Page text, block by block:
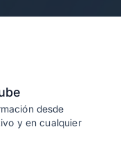
desde
y en cualquier